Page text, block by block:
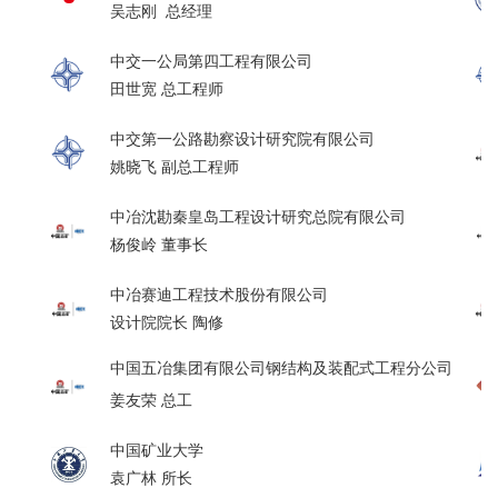
吴志刚 总经理
中交一公局第四工程有限公司
田世宽 总工程师
中交第一公路勘察设计研究院有限公司
姚晓飞 副总工程师
中冶沈勘秦皇岛工程设计研究总院有限公司
杨俊岭 董事长
中冶赛迪工程技术股份有限公司
设计院院长 陶修
中国五冶集团有限公司钢结构及装配式工程分公司
姜友荣 总工
中国矿业大学
袁广林 所长